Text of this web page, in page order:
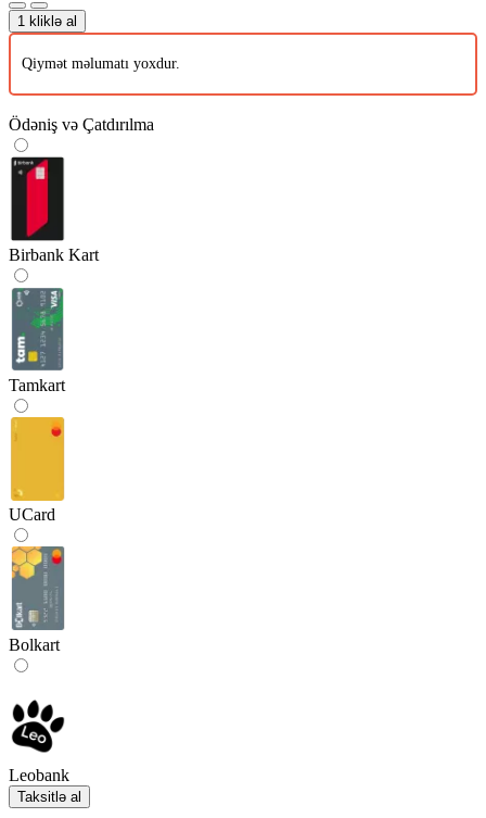
1 kliklə al
Qiymət məlumatı yoxdur.
Ödəniş və Çatdırılma
Birbank Kart
Tamkart
UCard
Bolkart
Leobank
Taksitlə al